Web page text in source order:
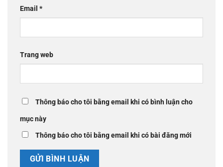
Email *
Trang web
Thông báo cho tôi bằng email khi có bình luận cho
mục này
Thông báo cho tôi bằng email khi có bài đăng mới